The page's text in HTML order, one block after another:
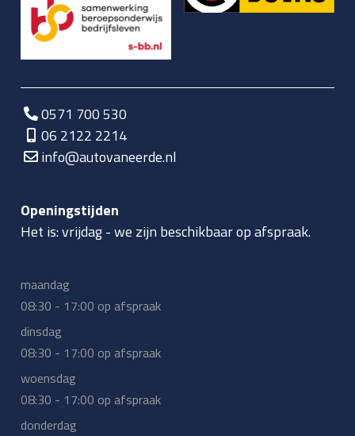
0571 700 530
06 2122 2214
info@autovaneerde.nl
Openingstijden
Het is:vrijdag-we zijn beschikbaar op afspraak.
maandag
08:30 - 17:00 op afspraak
dinsdag
08:30 - 17:00 op afspraak
woensdag
08:30 - 17:00 op afspraak
donderdag